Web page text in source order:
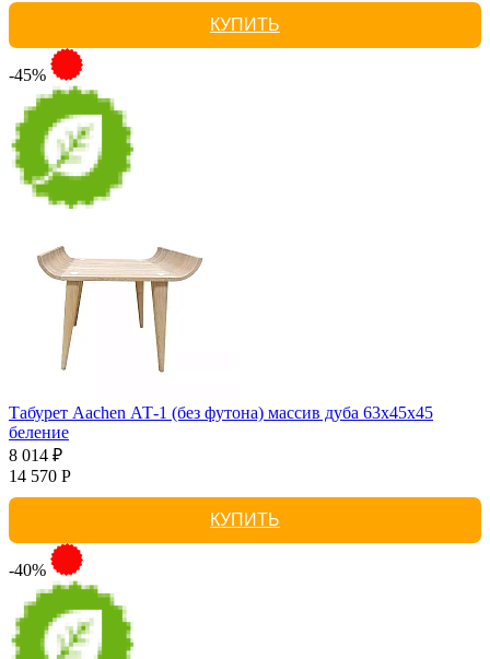
КУПИТЬ
-45%
Табурет Aachen АТ-1 (без футона) массив дуба 63х45х45
беление
8 014 ₽
14 570 Р
КУПИТЬ
-40%